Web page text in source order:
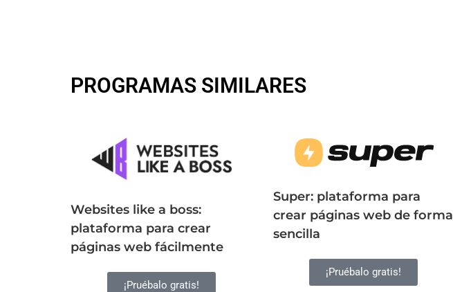
PROGRAMAS SIMILARES
Websites like a boss:
plataforma para crear
páginas web fácilmente
¡Pruébalo gratis!
Super: plataforma para
crear páginas web de forma
sencilla
¡Pruébalo gratis!